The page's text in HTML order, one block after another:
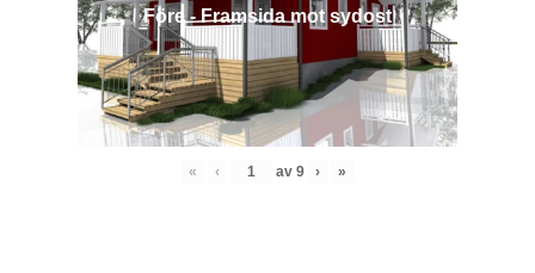
Före - Framsida mot sydost
« ‹ av 9 › »